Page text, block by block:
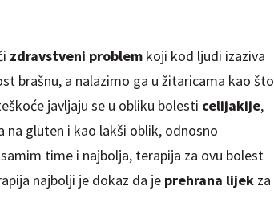
zdravstveni problemkoji kod ljudi izaziva
brašnu, a nalazimo ga u žitaricama kao što
javljaju se u obliku bolesti celijakije,
gluten i kao lakši oblik, odnosno
time i najbolja, terapija za ovu bolest
najbolji je dokaz da jeprehrana lijek za